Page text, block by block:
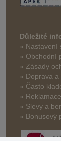
Důležité
» Nastavení
» Obchodní
» Zásady
» Doprava a
» Často
» Reklamace
» Slevy a
» Bonusový